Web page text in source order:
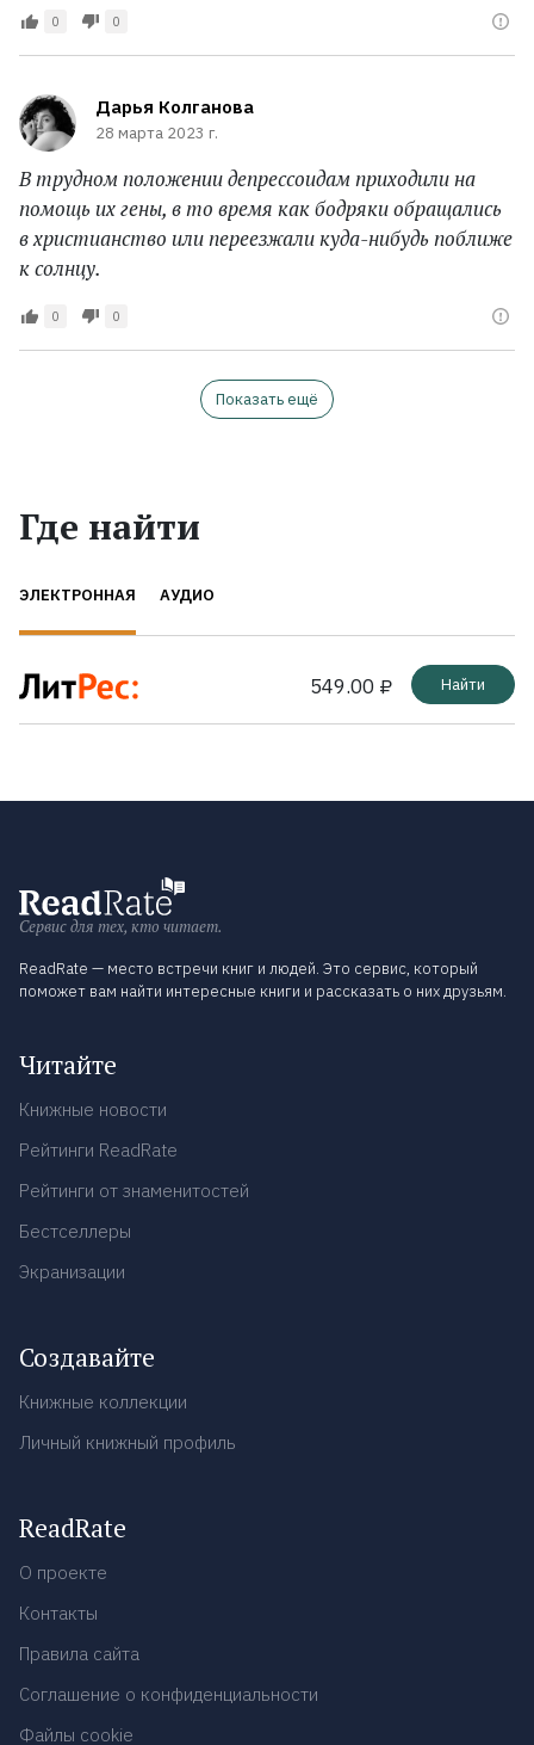
0 0
Дарья Колганова
28 марта 2023 г.
В трудном положении депрессоидам приходили на
помощь их гены, в то время как бодряки обращались
в христианство или переезжали куда-нибудь поближе
к солнцу.
0 0
Показать ещё
Где найти
ЭЛЕКТРОННАЯ АУДИО
549.00 ₽ Найти
Сервис для тех, кто читает.
ReadRate — место встречи книг и людей. Это сервис, который
поможет вам найти интересные книги и рассказать о них друзьям.
Читайте
Книжные новости
Рейтинги ReadRate
Рейтинги от знаменитостей
Бестселлеры
Экранизации
Создавайте
Книжные коллекции
Личный книжный профиль
ReadRate
О проекте
Контакты
Правила сайта
Соглашение о конфиденциальности
Файлы cookie